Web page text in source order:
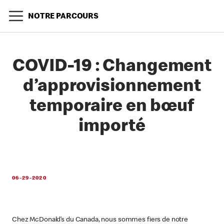
NOTRE PARCOURS
COVID-19 : Changement
d’approvisionnement
temporaire en bœuf
importé
06-29-2020
Chez McDonald’s du Canada, nous sommes fiers de notre